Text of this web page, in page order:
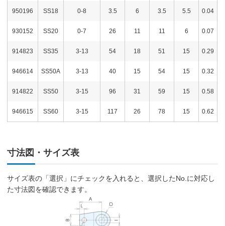
950196 SS18 0-8 3.5 6 3.5 5.5 0.04
930152 SS20 0-7 26 11 11 6 0.07
914823 SS35 3-13 54 18 51 15 0.29
946614 SS50A 3-13 40 15 54 15 0.32
914822 SS50 3-15 96 31 59 15 0.58
946615 SS60 3-15 117 26 78 15 0.62
寸法図・サイズ表
サイズ表の「選択」にチェックを入れると、選択したNo.に対応し
た寸法図を確認できます。